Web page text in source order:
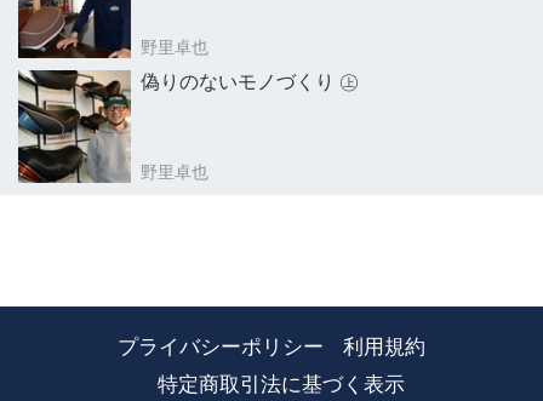
野里卓也
偽りのないモノづくり ㊤
野里卓也
プライバシーポリシー
利用規約
特定商取引法に基づく表示